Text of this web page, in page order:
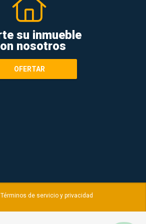
su inmueble
nosotros
OFERTAR
Términos de servicio y privacidad